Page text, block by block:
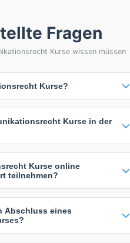
Fragen
Kurse wissen müssen
Kurse?
Preise auf Anfrage an, die sich
spezifischen Anforderungen
Kurse in der
und Intensität ab - intensive
umfassende Weiterbildungen
Kurse online
teilnehmen?
während Präsenzkurse direkten
können individuell an
Abschluss eines